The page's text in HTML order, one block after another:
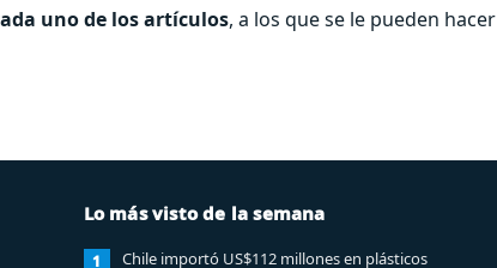
uno de los artículos, a los que se le pueden hacer
Lo más visto de la semana
1
Chile importó US$112 millones en plásticos